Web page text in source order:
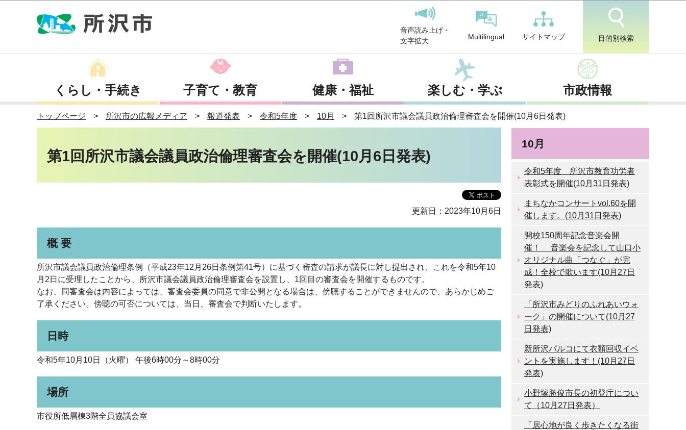
音声読み上げ・
文字拡大
Multilingual サイトマップ 目的別検索
くらし・手続き 子育て・教育 健康・福祉 楽しむ・学ぶ 市政情報
トップページ 所沢市の広報メディア 報道発表 令和5年度 10月 第1回所沢市議会議員政治倫理審査会を開催(10月6日発表)
第1回所沢市議会議員政治倫理審査会を開催(10月6日発表)
更新日：2023年10月6日
概 要
所沢市議会議員政治倫理条例（平成23年12月26日条例第41号）に基づく審査の請求が議長に対し提出され、これを令和5年10
月2日に受理したことから、所沢市議会議員政治倫理審査会を設置し、1回目の審査会を開催するものです。
なお、同審査会は内容によっては、審査会委員の同意で非公開となる場合は、傍聴することができませんので、あらかじめご
了承ください。傍聴の可否については、当日、審査会で判断いたします。
日時
令和5年10月10日（火曜） 午後6時00分～8時00分
場所
市役所低層棟3階全員協議会室
10月
令和5年度 所沢市教育功労者
表彰式を開催(10月31日発表)
まちなかコンサートvol.60を開
催します。(10月31日発表)
開校150周年記念音楽会開
催！ 音楽会を記念して山口小
オリジナル曲「つなぐ」が完
成！全校で歌います(10月27日
発表)
「所沢市みどりのふれあいウォ
ーク」の開催について(10月27
日発表)
新所沢パルコにて衣類回収イベ
ントを実施します！(10月27日
発表)
小野塚勝俊市長の初登庁につい
て（10月27日発表）
「居心地が良く歩きたくなる街